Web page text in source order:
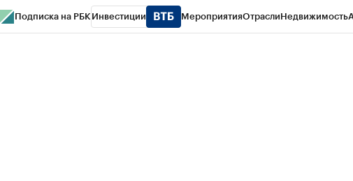
Подписка на РБК Инвестиции МероприятияОтраслиНедвижимость